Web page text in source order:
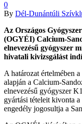
0
By Dél-Dunántúli
Az Országos
(OGYÉI) Calcium-
elnevezésű gyógyszer
hivatali kivizsgálást
A határozat értelmében
alapján a Calcium-
elnevezésű gyógyszer
gyártási tételeit kivonta
engedély jogosultja a